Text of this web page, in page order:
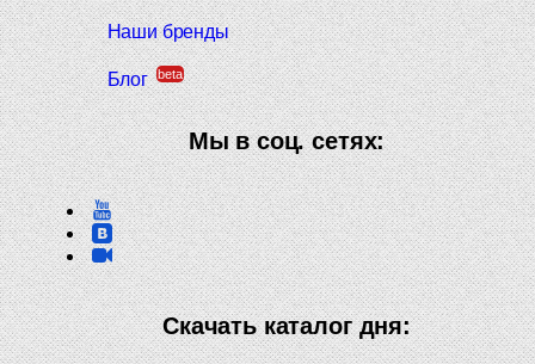
Наши бренды
Блог beta
Мы в соц. сетях:
Скачать каталог дня: